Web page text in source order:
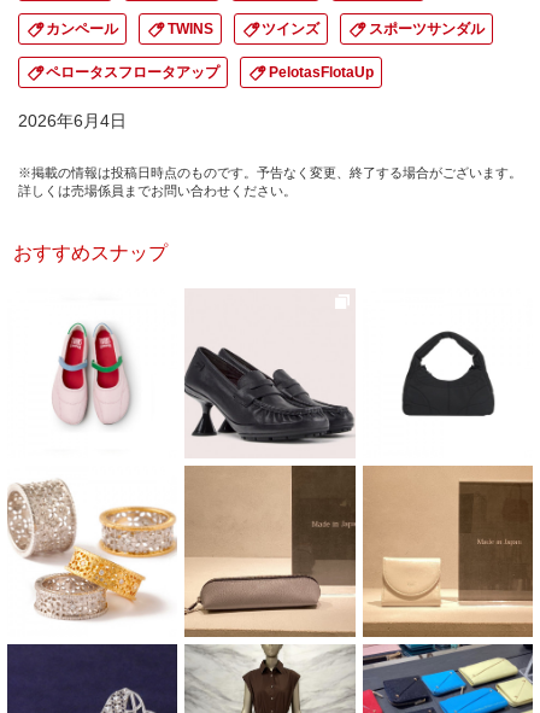
カンペール TWINS ツインズ スポーツサンダル
ペロータスフロータアップ PelotasFlotaUp
2026年6月4日
※掲載の情報は投稿日時点のものです。予告なく変更、終了する場合がございます。
詳しくは売場係員までお問い合わせください。
おすすめスナップ